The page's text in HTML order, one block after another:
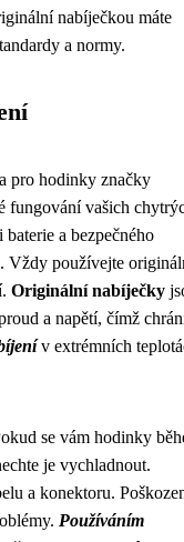
nabíječkou máte
a normy.
pro hodinky značky
fungování vašich
a bezpečného
Vždy používejte
Originální nabíječky
a napětí, čímž
v extrémních
se vám hodinky
je vychladnout.
a konektoru.
Používáním